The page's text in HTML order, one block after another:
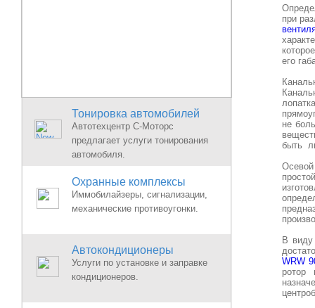
Тонировка автомобилей
Автотехцентр С-Моторс
предлагает услуги тонирования
автомобиля.
Охранные комплексы
Иммобилайзеры, сигнализации,
механические противоугонки.
Автокондиционеры
Услуги по установке и заправке
кондиционеров.
при
его
не
быть
Осевой
В виду
WRW
ротор